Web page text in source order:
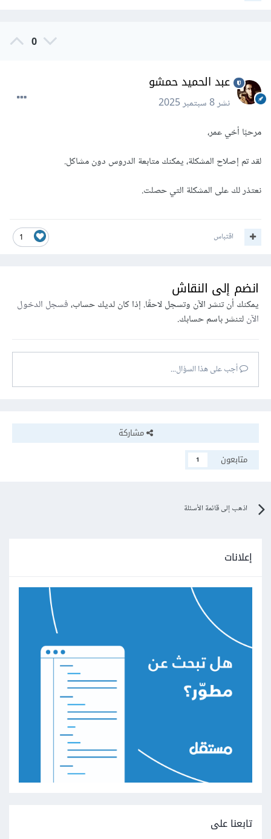
0
عبد الحميد حمشو
نشر8 سبتمبر 2025
مرحبًا أخي عمر،
لقد تم إصلاح المشكلة، يمكنك متابعة الدروس دون مشاكل.
نعتذر لك على المشكلة التي حصلت.
1 اقتباس
انضم إلى النقاش
يمكنك أن تنشر الآن وتسجل لاحقًا. إذا كان لديك حساب،فسجل الدخول
الآنلتنشر باسم حسابك.
أجب على هذا السؤال...
مشاركة
متابعون
1
اذهب إلى قائمة الأسئلة
إعلانات
تابعنا على